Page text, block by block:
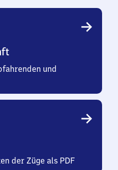
und
der Züge als PDF